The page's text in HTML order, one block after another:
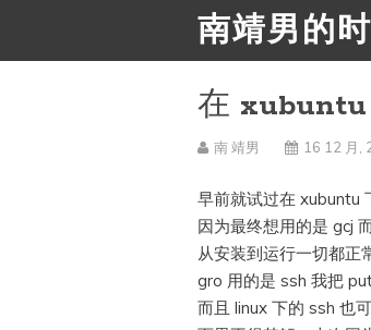
南靖男的
在
南 靖男 16 12 月,
早前就试过在 xubuntu
因为最终想用的是 gcj
从安装到运行一切都正
gro 用的是 ssh 我把
而且 linux 下的 ssh 也